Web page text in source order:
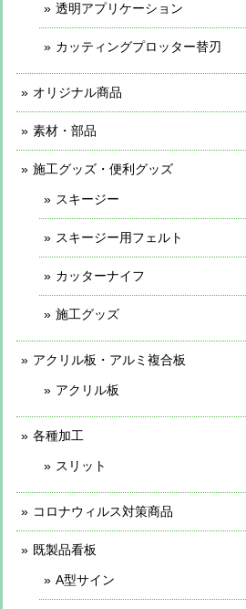
透明アプリケーション
カッティングプロッター替刃
オリジナル商品
素材・部品
施工グッズ・便利グッズ
スキージー
スキージー用フェルト
カッターナイフ
施工グッズ
アクリル板・アルミ複合板
アクリル板
各種加工
スリット
コロナウィルス対策商品
既製品看板
A型サイン